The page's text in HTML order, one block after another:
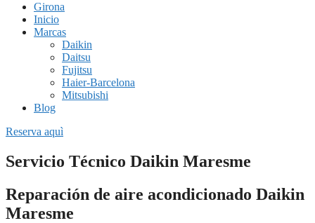
Girona
Inicio
Marcas
Daikin
Daitsu
Fujitsu
Haier-Barcelona
Mitsubishi
Blog
Reserva aquì
Servicio Técnico Daikin Maresme
Reparación de aire acondicionado Daikin
Maresme